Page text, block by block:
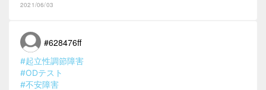
2021/06/03
#628476ff
#起立性調節障害
#ODテスト
#不安障害